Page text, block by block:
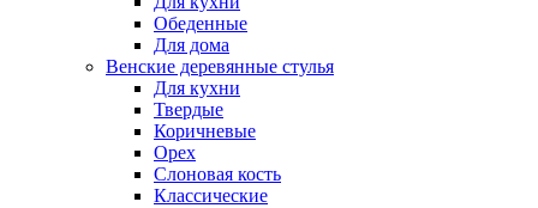
Обеденные
Для дома
Венские деревянные стулья
Для кухни
Твердые
Коричневые
Орех
Слоновая кость
Классические